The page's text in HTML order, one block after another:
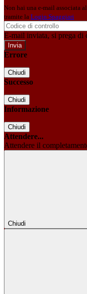
Non hai una e-mail associata
tramite la Login Spaggiari
E-mail inviata, si prega di
Errore
Chiudi
Successo
Chiudi
Informazione
Chiudi
Attendere...
Attendere il
Chiudi